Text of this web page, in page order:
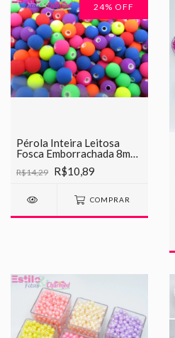
24% OFF
Pérola Inteira Leitosa
Fosca Emborrachada 8mm
(para pulseiras)
R$14,29 R$10,89
COMPRAR